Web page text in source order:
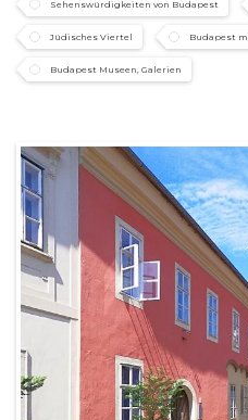
Sehenswürdigkeiten von Budapest
Jüdisches Viertel Budapest
Budapest Museen, Galerien